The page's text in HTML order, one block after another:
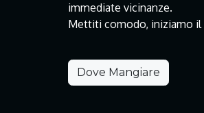
immediate vicinanze.
Mettiti comodo, iniziamo il
Dove Mangiare